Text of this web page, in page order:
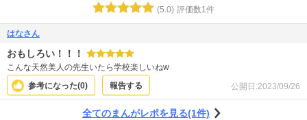
(5.0) 評価数1件
はなさん
おもしろい！！！
こんな天然美人の先生いたら学校楽しいねw
参考になった(0) 報告する 公開日:2023/09/26
全てのまんがレポを見る(1件)